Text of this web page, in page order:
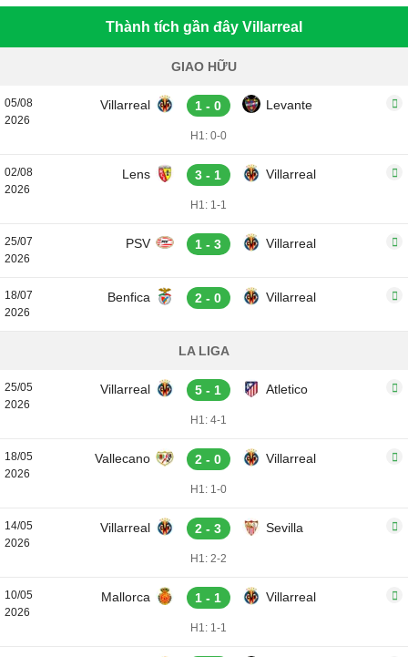
Thành tích gần đây Villarreal
GIAO HỮU
05/08
2026
Villarreal 1 - 0 Levante
H1: 0-0
02/08
2026
Lens 3 - 1 Villarreal
H1: 1-1
25/07
2026
PSV 1 - 3 Villarreal
18/07
2026
Benfica 2 - 0 Villarreal
LA LIGA
25/05
2026
Villarreal 5 - 1 Atletico
H1: 4-1
18/05
2026
Vallecano 2 - 0 Villarreal
H1: 1-0
14/05
2026
Villarreal 2 - 3 Sevilla
H1: 2-2
10/05
2026
Mallorca 1 - 1 Villarreal
H1: 1-1